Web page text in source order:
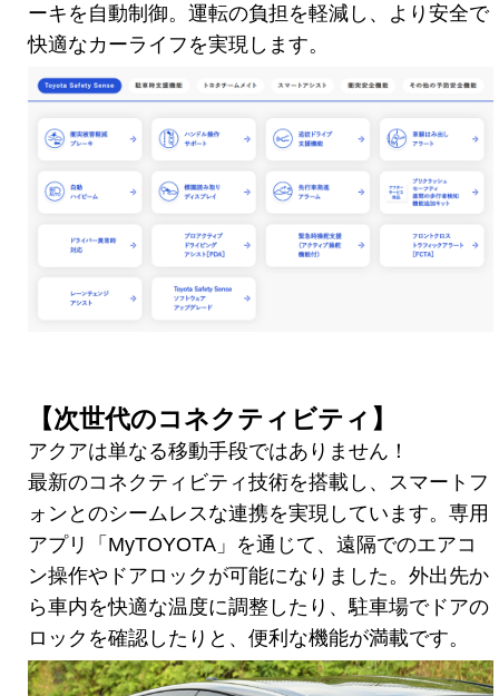
ーキを自動制御。運転の負担を軽減し、より安全で
快適なカーライフを実現します。
【次世代のコネクティビティ】
アクアは単なる移動手段ではありません！
最新のコネクティビティ技術を搭載し、スマートフ
ォンとのシームレスな連携を実現しています。専用
アプリ「MyTOYOTA」を通じて、遠隔でのエアコ
ン操作やドアロックが可能になりました。外出先か
ら車内を快適な温度に調整したり、駐車場でドアの
ロックを確認したりと、便利な機能が満載です。